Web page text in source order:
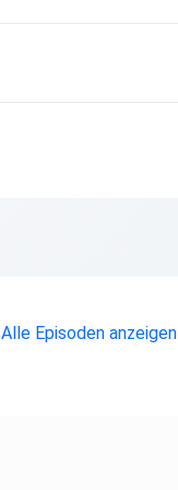
Alle Episoden anzeigen